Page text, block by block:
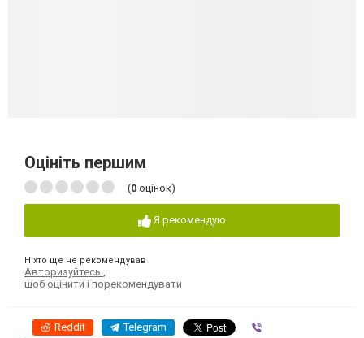
Оцініть першим
(0 оцінок)
Я рекомендую
Ніхто ще не рекомендував
Авторизуйтесь
щоб оцінити і порекомендувати
Reddit Telegram